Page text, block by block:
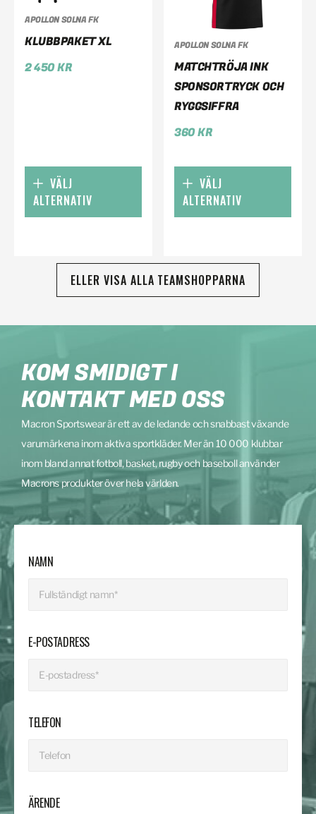
APOLLON SOLNA FK
KLUBBPAKET XL
2 450KR
VÄLJ
ALTERNATIV
APOLLON SOLNA FK
MATCHTRÖJA INK
SPONSORTRYCK OCH
RYGGSIFFRA
360KR
VÄLJ
ALTERNATIV
ELLER VISA ALLA TEAMSHOPPARNA
KOM SMIDIGT I
KONTAKT MED OSS
Macron Sportswear är ett av de ledande och snabbast växande
varumärkena inom aktiva sportkläder. Mer än 10 000 klubbar
inom bland annat fotboll, basket, rugby och baseboll använder
Macrons produkter över hela världen.
NAMN
E-POSTADRESS
TELEFON
ÄRENDE